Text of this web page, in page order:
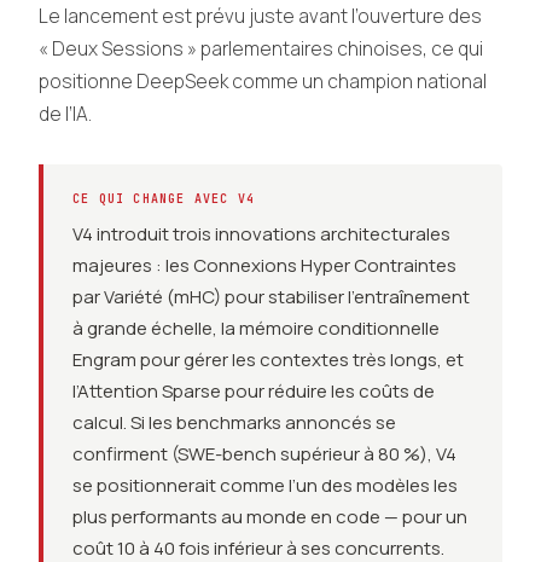
Le lancement est prévu juste avant l’ouverture des
« Deux Sessions » parlementaires chinoises, ce qui
positionne DeepSeek comme un champion national
de l’IA.
CE QUI CHANGE AVEC V4
V4 introduit trois innovations architecturales
majeures : les Connexions Hyper Contraintes
par Variété (mHC) pour stabiliser l’entraînement
à grande échelle, la mémoire conditionnelle
Engram pour gérer les contextes très longs, et
l’Attention Sparse pour réduire les coûts de
calcul. Si les benchmarks annoncés se
confirment (SWE-bench supérieur à 80 %), V4
se positionnerait comme l’un des modèles les
plus performants au monde en code — pour un
coût 10 à 40 fois inférieur à ses concurrents.